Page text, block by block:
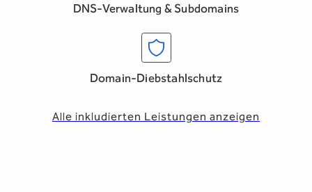
DNS-Verwaltung & Subdomains
Domain-Diebstahlschutz
Alle inkludierten Leistungen anzeigen